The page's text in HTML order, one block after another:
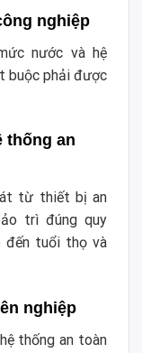
nghiệp
nước và hệ
buộc phải được
thống an
từ thiết bị an
trì đúng quy
đến tuổi thọ và
nghiệp
thống an toàn